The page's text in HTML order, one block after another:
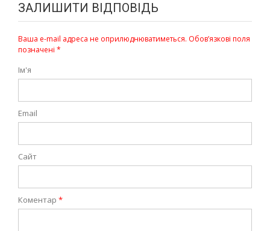
ЗАЛИШИТИ ВІДПОВІДЬ
Ваша e-mail адреса не оприлюднюватиметься. Обов’язкові поля
позначені *
Ім'я
Email
Сайт
Коментар *